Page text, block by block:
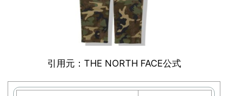
引用元：THE NORTH FACE公式